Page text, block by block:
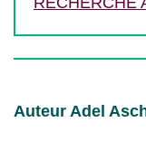
Auteur Adel